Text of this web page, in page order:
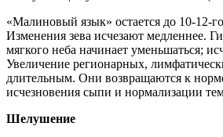
«Малиновый язык» остается до 10-12-
Изменения зева исчезают медленнее.
мягкого неба начинает уменьшаться;
Увеличение регионарных,
длительным. Они возвращаются к
исчезновения сыпи и нормализации
Шелушение